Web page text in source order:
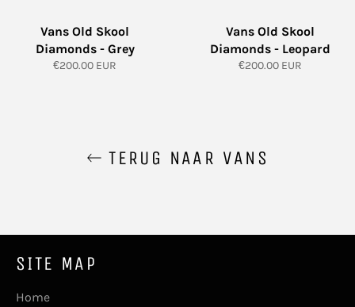
Vans Old Skool
Diamonds - Grey
Normale
€200.00 EUR
Vans Old Skool
Diamonds - Leopard
Normale
€200.00 EUR
TERUG NAAR VANS
SITE MAP
Home